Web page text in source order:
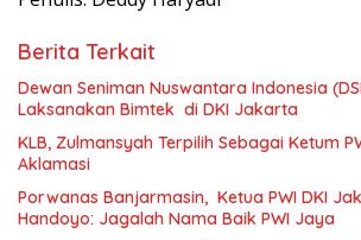
Berita Terkait
Dewan Seniman Nuswantara Indonesia
Laksanakan Bimtek di DKI Jakarta
KLB, Zulmansyah Terpilih Sebagai Ketum
Aklamasi
Porwanas Banjarmasin, Ketua PWI DKI
Handoyo: Jagalah Nama Baik PWI Jaya